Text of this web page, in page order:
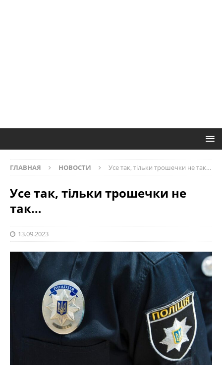
ГЛАВНАЯ НОВОСТИ Усе так, тільки трошечки не так…
Усе так, тільки трошечки не
так…
13.09.2023